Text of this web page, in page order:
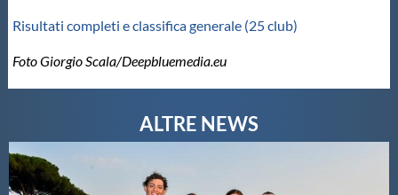
Risultati completi e classifica generale (25 club)
Foto Giorgio Scala/Deepbluemedia.eu